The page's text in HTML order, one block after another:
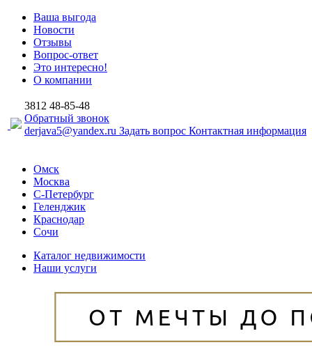
Ваша выгода
Новости
Отзывы
Вопрос-ответ
Это интересно!
О компании
3812 48-85-48
Обратный звонок
derjava5@yandex.ru Задать вопрос Контактная информация
Омск
Москва
С-Петербург
Геленджик
Краснодар
Сочи
Каталог недвижимости
Наши услуги